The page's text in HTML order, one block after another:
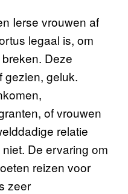
Ierse vrouwen af
legaal is, om
Deze
gezien, geluk.
of vrouwen
relatie
De ervaring om
reizen voor
zeer